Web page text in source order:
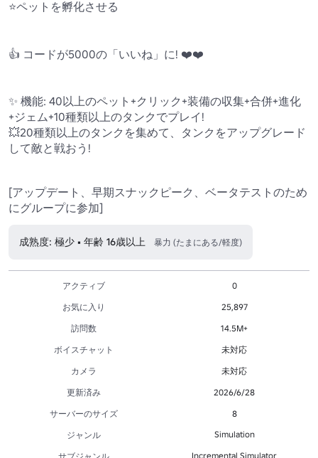
⭐ペットを孵化させる
👍 コードが5000の「いいね」に! ❤️❤️
✨ 機能: 40以上のペット+クリック+装備の収集+合併+進化
+ジェム+10種類以上のタンクでプレイ!
💥20種類以上のタンクを集めて、タンクをアップグレード
して敵と戦おう!
[アップデート、早期スナックピーク、ベータテストのため
にグループに参加]
成熟度: 極少 • 年齢 16歳以上 暴力 (たまにある/軽度)
アクティブ
0
お気に入り
25,897
訪問数
14.5M+
ボイスチャット
未対応
カメラ
未対応
更新済み
2026/6/28
サーバーのサイズ
8
ジャンル
Simulation
サブジャンル Incremental Simulator